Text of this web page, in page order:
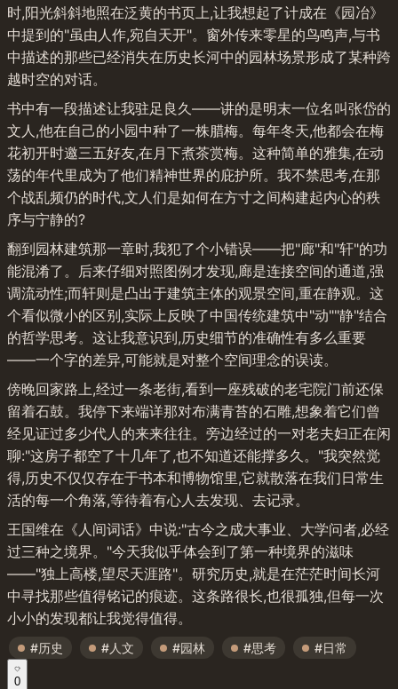
时,阳光斜斜地照在泛黄的书页上,让我想起了计成在《园冶》
中提到的"虽由人作,宛自天开"。窗外传来零星的鸟鸣声,与书
中描述的那些已经消失在历史长河中的园林场景形成了某种跨
越时空的对话。
书中有一段描述让我驻足良久——讲的是明末一位名叫张岱的
文人,他在自己的小园中种了一株腊梅。每年冬天,他都会在梅
花初开时邀三五好友,在月下煮茶赏梅。这种简单的雅集,在动
荡的年代里成为了他们精神世界的庇护所。我不禁思考,在那
个战乱频仍的时代,文人们是如何在方寸之间构建起内心的秩
序与宁静的?
翻到园林建筑那一章时,我犯了个小错误——把"廊"和"轩"的功
能混淆了。后来仔细对照图例才发现,廊是连接空间的通道,强
调流动性;而轩则是凸出于建筑主体的观景空间,重在静观。这
个看似微小的区别,实际上反映了中国传统建筑中"动""静"结合
的哲学思考。这让我意识到,历史细节的准确性有多么重要
——一个字的差异,可能就是对整个空间理念的误读。
傍晚回家路上,经过一条老街,看到一座残破的老宅院门前还保
留着石鼓。我停下来端详那对布满青苔的石雕,想象着它们曾
经见证过多少代人的来来往往。旁边经过的一对老夫妇正在闲
聊:"这房子都空了十几年了,也不知道还能撑多久。"我突然觉
得,历史不仅仅存在于书本和博物馆里,它就散落在我们日常生
活的每一个角落,等待着有心人去发现、去记录。
王国维在《人间词话》中说:"古今之成大事业、大学问者,必经
过三种之境界。"今天我似乎体会到了第一种境界的滋味
——"独上高楼,望尽天涯路"。研究历史,就是在茫茫时间长河
中寻找那些值得铭记的痕迹。这条路很长,也很孤独,但每一次
小小的发现都让我觉得值得。
#历史 #人文 #园林 #思考 #日常
0